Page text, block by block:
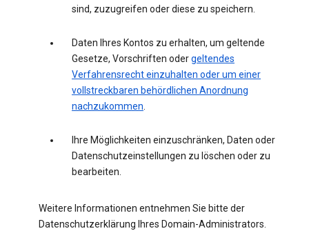
sind, zuzugreifen oder diese zu speichern.
Daten Ihres Kontos zu erhalten, um geltende
Gesetze, Vorschriften odergeltendes
Verfahrensrecht einzuhalten oder um einer
vollstreckbaren behördlichen Anordnung
nachzukommen.
Ihre Möglichkeiten einzuschränken, Daten oder
Datenschutzeinstellungen zu löschen oder zu
bearbeiten.
Weitere Informationen entnehmen Sie bitte der
Datenschutzerklärung Ihres Domain-Administrators.